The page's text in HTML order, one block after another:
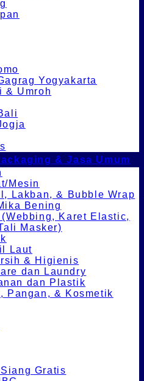
Yogyakarta
& Umroh
& Jasa Umum
Mesin
Lakban, & Bubble Wrap
Bening
Karet Elastic,
Masker)
Laut
& Higienis
dan Laundry
dan Plastik
Pangan, & Kosmetik
Gratis